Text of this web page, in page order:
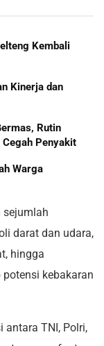
Kembali
Kinerja dan
Rutin
Penyakit
Warga
sejumlah
darat dan udara,
hingga
kebakaran
antara TNI, Polri,